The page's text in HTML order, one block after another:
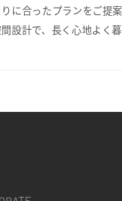
に合ったプランをご
計で、長く心地よく